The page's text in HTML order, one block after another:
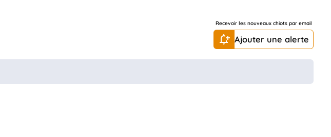
Recevoir les nouveaux chiots par email
Ajouter une alerte